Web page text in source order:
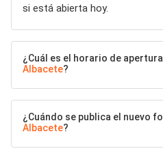
si está abierta hoy.
¿Cuál es el horario de
Albacete?
¿Cuándo se publica el nuevo
Albacete?